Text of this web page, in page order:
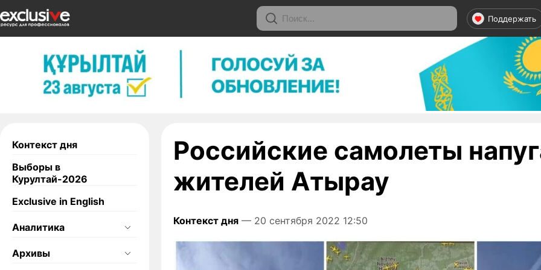
Поддержать
Контекст дня
Выборы в
Курултай-2026
Exclusive in English
Аналитика
Архивы
Российские самолеты
жителей Атырау
Контекст дня — 20 сентября 2022 12:50